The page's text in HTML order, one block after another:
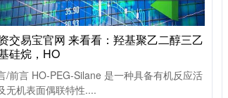
交易宝官网 来看看：羟基聚乙二醇三乙
硅烷，HO
/前言 HO-PEG-Silane 是一种具备有机反应活
无机表面偶联特性....